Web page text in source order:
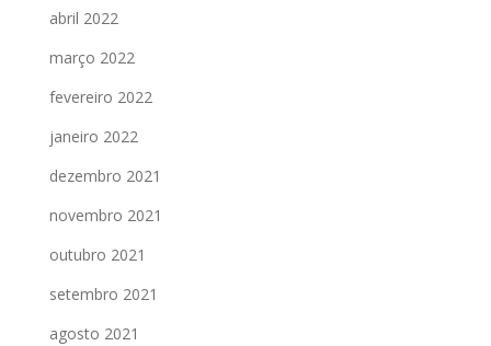
abril 2022
março 2022
fevereiro 2022
janeiro 2022
dezembro 2021
novembro 2021
outubro 2021
setembro 2021
agosto 2021